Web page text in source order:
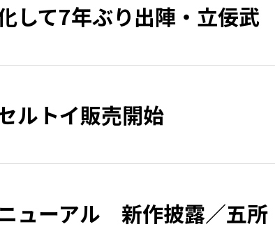
て7年ぶり出陣・立佞武
ルトイ販売開始
ューアル 新作披露／五所